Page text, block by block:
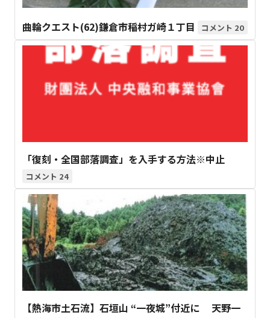
曲輪クエスト(62)鎌倉市稲村ガ崎１丁目 20
「復刻・全国部落調査」を入手する方法※中止
24
【熱海市土石流】石垣山 “一夜城”付近に 天野一